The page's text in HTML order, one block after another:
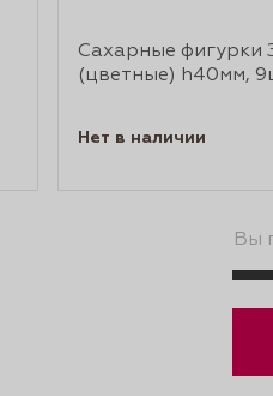
Сахарные фигурки
(цветные) h40мм,
Нет в наличии
Вы